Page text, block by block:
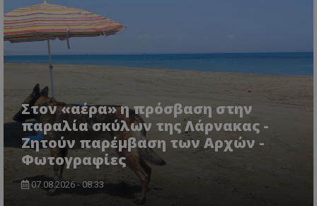
Στον «αέρα» η πρόσβαση στην
παραλία σκύλων της Λάρνακας -
Ζητούν παρέμβαση των Αρχών -
Φωτογραφίες
07.08.2026 - 08:33